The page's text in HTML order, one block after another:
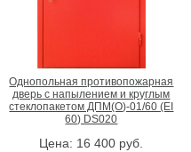
антипаника (пуш-бар)
"Страж"
Однопольная противопожарная
дверь с напылением и круглым
стеклопакетом ДПМ(О)-01/60 (EI
60) DS020
Цена: 16 400 руб.